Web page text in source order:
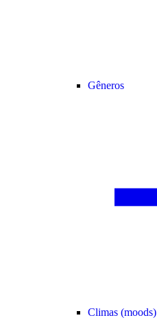
Gêneros
Climas (moods)